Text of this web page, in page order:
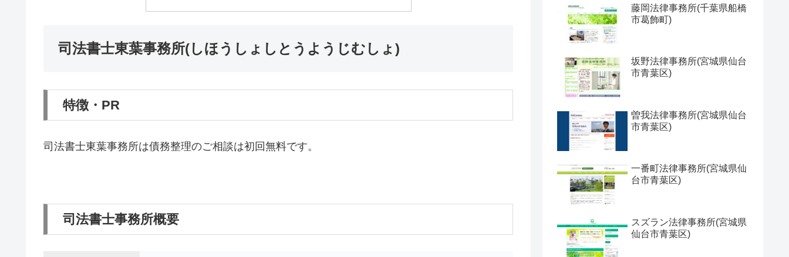
司法書士東葉事務所(しほうしょしとうようじむしょ)
特徴・PR
司法書士東葉事務所は債務整理のご相談は初回無料です。
司法書士事務所概要
藤岡法律事務所(千葉県船橋
市葛飾町)
坂野法律事務所(宮城県仙台
市青葉区)
曽我法律事務所(宮城県仙台
市青葉区)
一番町法律事務所(宮城県仙
台市青葉区)
スズラン法律事務所(宮城県
仙台市青葉区)